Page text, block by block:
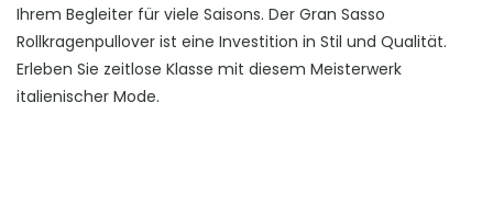
Ihrem Begleiter für viele Saisons. Der Gran Sasso
Rollkragenpullover ist eine Investition in Stil und Qualität.
Erleben Sie zeitlose Klasse mit diesem Meisterwerk
italienischer Mode.